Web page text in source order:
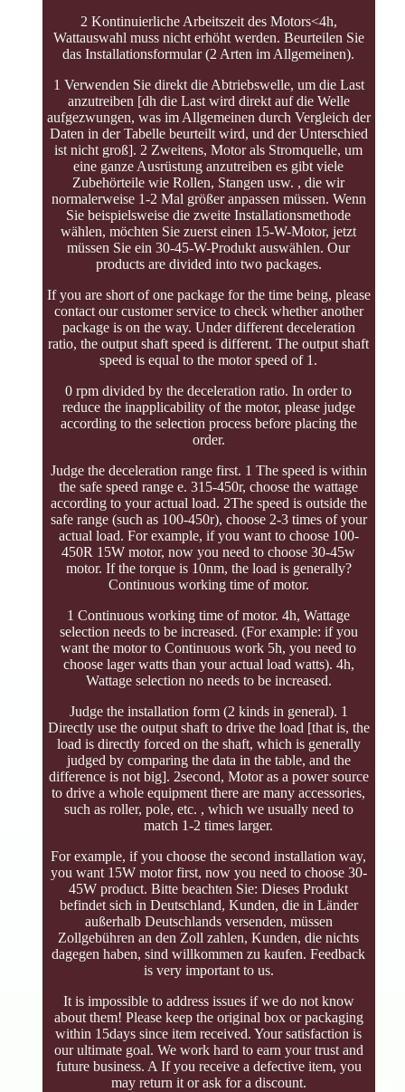
2 Kontinuierliche Arbeitszeit des Motors<4h,
Wattauswahl muss nicht erhöht werden. Beurteilen Sie
das Installationsformular (2 Arten im Allgemeinen).
1 Verwenden Sie direkt die Abtriebswelle, um die Last
anzutreiben [dh die Last wird direkt auf die Welle
aufgezwungen, was im Allgemeinen durch Vergleich der
Daten in der Tabelle beurteilt wird, und der Unterschied
ist nicht groß]. 2 Zweitens, Motor als Stromquelle, um
eine ganze Ausrüstung anzutreiben es gibt viele
Zubehörteile wie Rollen, Stangen usw. , die wir
normalerweise 1-2 Mal größer anpassen müssen. Wenn
Sie beispielsweise die zweite Installationsmethode
wählen, möchten Sie zuerst einen 15-W-Motor, jetzt
müssen Sie ein 30-45-W-Produkt auswählen. Our
products are divided into two packages.
If you are short of one package for the time being, please
contact our customer service to check whether another
package is on the way. Under different deceleration
ratio, the output shaft speed is different. The output shaft
speed is equal to the motor speed of 1.
0 rpm divided by the deceleration ratio. In order to
reduce the inapplicability of the motor, please judge
according to the selection process before placing the
order.
Judge the deceleration range first. 1 The speed is within
the safe speed range e. 315-450r, choose the wattage
according to your actual load. 2The speed is outside the
safe range (such as 100-450r), choose 2-3 times of your
actual load. For example, if you want to choose 100-
450R 15W motor, now you need to choose 30-45w
motor. If the torque is 10nm, the load is generally?
Continuous working time of motor.
1 Continuous working time of motor. 4h, Wattage
selection needs to be increased. (For example: if you
want the motor to Continuous work 5h, you need to
choose lager watts than your actual load watts). 4h,
Wattage selection no needs to be increased.
Judge the installation form (2 kinds in general). 1
Directly use the output shaft to drive the load [that is, the
load is directly forced on the shaft, which is generally
judged by comparing the data in the table, and the
difference is not big]. 2second, Motor as a power source
to drive a whole equipment there are many accessories,
such as roller, pole, etc. , which we usually need to
match 1-2 times larger.
For example, if you choose the second installation way,
you want 15W motor first, now you need to choose 30-
45W product. Bitte beachten Sie: Dieses Produkt
befindet sich in Deutschland, Kunden, die in Länder
außerhalb Deutschlands versenden, müssen
Zollgebühren an den Zoll zahlen, Kunden, die nichts
dagegen haben, sind willkommen zu kaufen. Feedback
is very important to us.
It is impossible to address issues if we do not know
about them! Please keep the original box or packaging
within 15days since item received. Your satisfaction is
our ultimate goal. We work hard to earn your trust and
future business. A If you receive a defective item, you
may return it or ask for a discount.